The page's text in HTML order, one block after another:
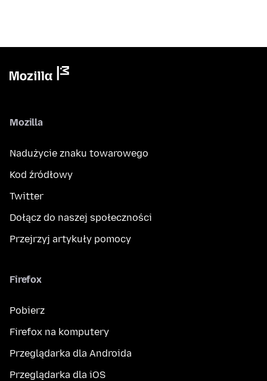
Mozilla
Nadużycie znaku towarowego
Kod źródłowy
Twitter
Dołącz do naszej społeczności
Przejrzyj artykuły pomocy
Firefox
Pobierz
Firefox na komputery
Przeglądarka dla Androida
Przeglądarka dla iOS